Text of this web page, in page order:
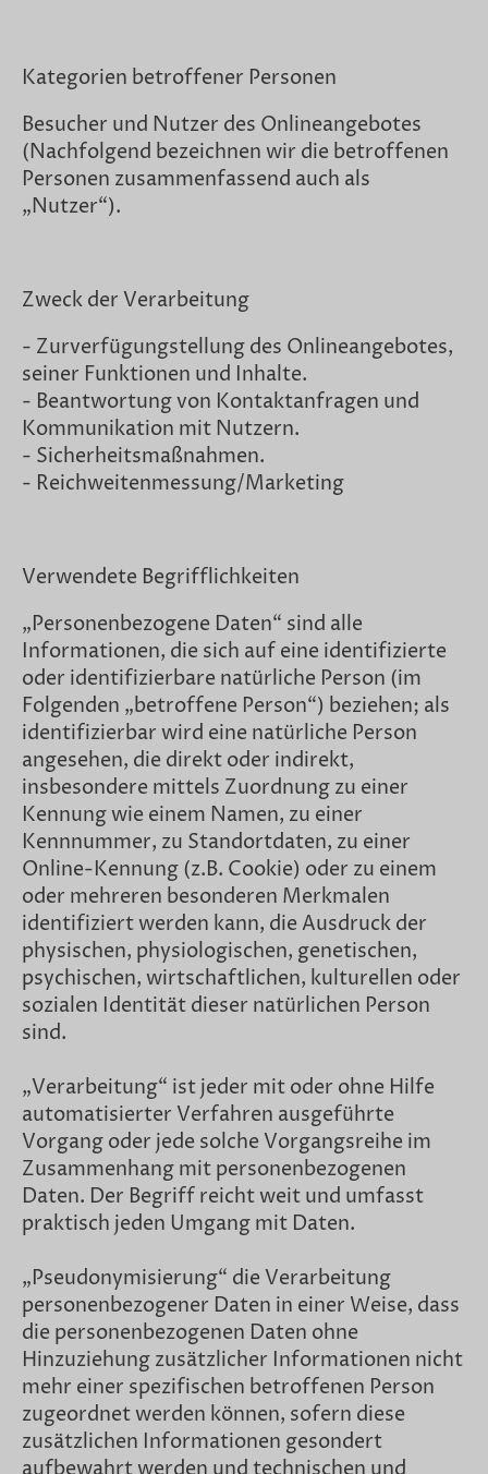
Kategorien betroffener Personen
Besucher und Nutzer des Onlineangebotes
(Nachfolgend bezeichnen wir die betroffenen
Personen zusammenfassend auch als
„Nutzer“).
Zweck der Verarbeitung
- Zurverfügungstellung des Onlineangebotes,
seiner Funktionen und Inhalte.
- Beantwortung von Kontaktanfragen und
Kommunikation mit Nutzern.
- Sicherheitsmaßnahmen.
- Reichweitenmessung/Marketing
Verwendete Begrifflichkeiten
„Personenbezogene Daten“ sind alle
Informationen, die sich auf eine identifizierte
oder identifizierbare natürliche Person (im
Folgenden „betroffene Person“) beziehen; als
identifizierbar wird eine natürliche Person
angesehen, die direkt oder indirekt,
insbesondere mittels Zuordnung zu einer
Kennung wie einem Namen, zu einer
Kennnummer, zu Standortdaten, zu einer
Online-Kennung (z.B. Cookie) oder zu einem
oder mehreren besonderen Merkmalen
identifiziert werden kann, die Ausdruck der
physischen, physiologischen, genetischen,
psychischen, wirtschaftlichen, kulturellen oder
sozialen Identität dieser natürlichen Person
sind.
„Verarbeitung“ ist jeder mit oder ohne Hilfe
automatisierter Verfahren ausgeführte
Vorgang oder jede solche Vorgangsreihe im
Zusammenhang mit personenbezogenen
Daten. Der Begriff reicht weit und umfasst
praktisch jeden Umgang mit Daten.
„Pseudonymisierung“ die Verarbeitung
personenbezogener Daten in einer Weise, dass
die personenbezogenen Daten ohne
Hinzuziehung zusätzlicher Informationen nicht
mehr einer spezifischen betroffenen Person
zugeordnet werden können, sofern diese
zusätzlichen Informationen gesondert